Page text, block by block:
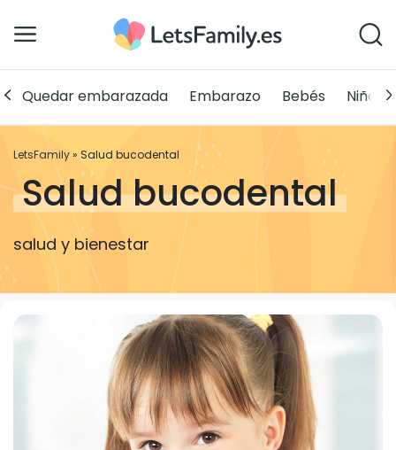
Quedar embarazada Embarazo Bebés Niños
LetsFamily» Salud bucodental
Salud bucodental
salud y bienestar